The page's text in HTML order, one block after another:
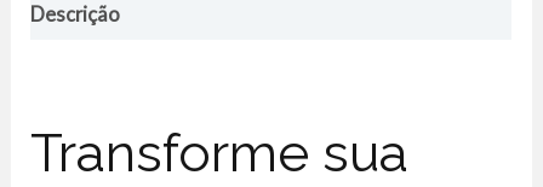
Descrição
Transforme sua